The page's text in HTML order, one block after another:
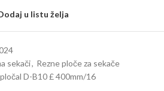
u listu želja
sekači, Rezne ploče za sekače
D-B10 £ 400mm/16